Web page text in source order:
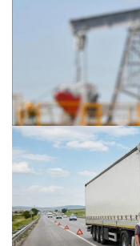
Petrol fiyatları 25
kadar oldu? Brent